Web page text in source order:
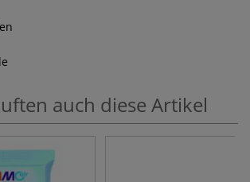
auch diese Artikel